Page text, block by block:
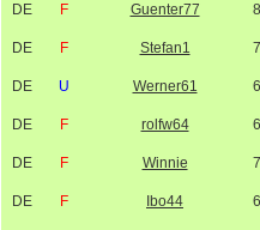
DE F Guenter77
DE F Stefan1
DE U Werner61
DE F rolfw64
DE F Winnie
DE F Ibo44